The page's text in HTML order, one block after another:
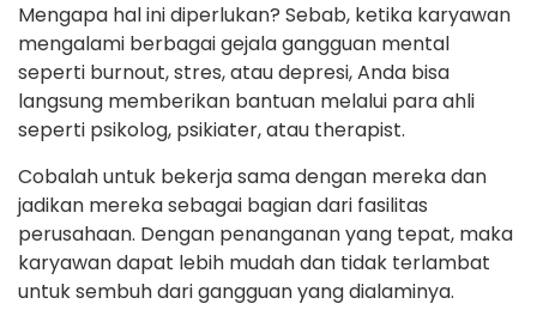
Mengapa hal ini diperlukan? Sebab, ketika karyawan
mengalami berbagai gejala gangguan mental
seperti burnout, stres, atau depresi, Anda bisa
langsung memberikan bantuan melalui para ahli
seperti psikolog, psikiater, atau therapist.
Cobalah untuk bekerja sama dengan mereka dan
jadikan mereka sebagai bagian dari fasilitas
perusahaan. Dengan penanganan yang tepat, maka
karyawan dapat lebih mudah dan tidak terlambat
untuk sembuh dari gangguan yang dialaminya.